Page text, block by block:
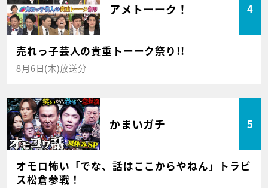
アメトーーク！ 4
売れっ子芸人の貴重トーーク祭り!!
8月6日(木)放送分
かまいガチ 5
オモロ怖い「でな、話はここからやねん」トラビ
ス松倉参戦！